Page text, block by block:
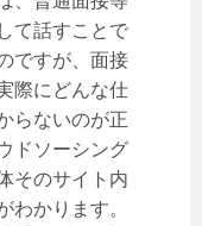
て話すことで
ですが、面接
際にどんな仕
らないのが正
ドソーシング
そのサイト内
わかります。